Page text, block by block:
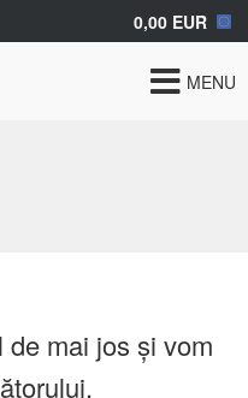
0,00 EUR
Toggle
MENU
mai jos și vom